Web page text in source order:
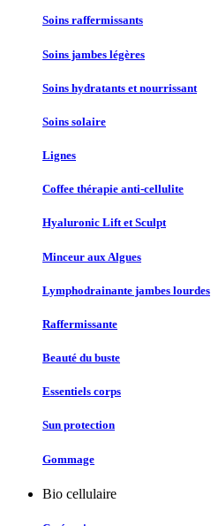
Soins raffermissants
Soins jambes légères
Soins hydratants et nourrissant
Soins solaire
Lignes
Coffee thérapie anti-cellulite
Hyaluronic Lift et Sculpt
Minceur aux Algues
Lymphodrainante jambes lourdes
Raffermissante
Beauté du buste
Essentiels corps
Sun protection
Gommage
Bio cellulaire